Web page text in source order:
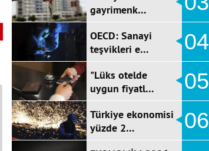
gayrimenk…
OECD: Sanayi
teşvikleri e…
04
"Lüks otelde
uygun fiyatl…
05
Türkiye ekonomisi
yüzde 2…
06